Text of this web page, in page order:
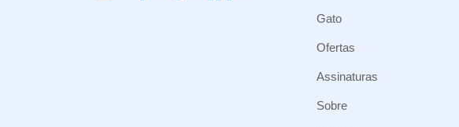
Gato
Ofertas
Assinaturas
Sobre